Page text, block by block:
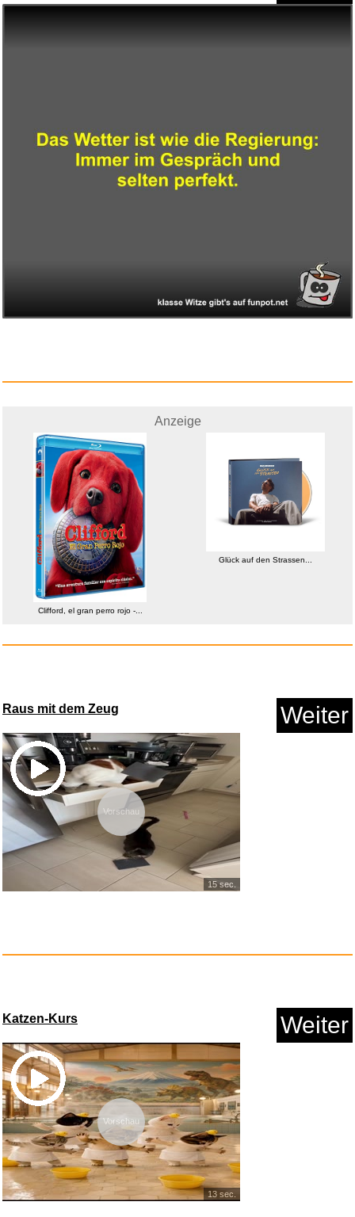
Sony Dua Lipa Unisex Offiziell...
Clifford, el gran perro rojo -...
Anzeige
STAEDTLER Fineliner pigment
Anzeige
Anzeige
Clifford, el gran perro rojo -...
Glück auf den Strassen...
Raus mit dem Zeug Weiter
Vorschau
15 sec.
Katzen-Kurs Weiter
Vorschau
13 sec.